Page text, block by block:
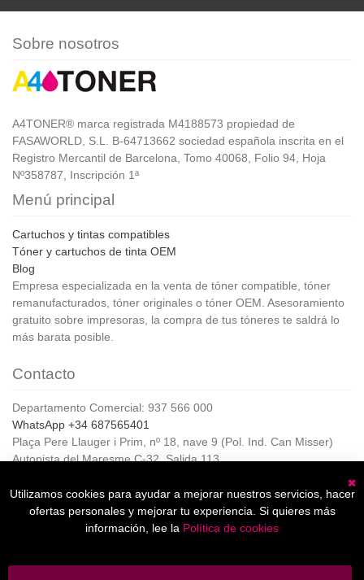
Sobre nosotros
A4TONER® marca registrada M4188573 propiedad de
FASAWORLD, S.L. B-64713662 sociedad española inscrita en el
Registro Mercantil de Barcelona, Tomo 40068, Folio 94, Hoja
Nº358787, Inscripción 1ª
Menú principal
Cartuchos y tintas compatibles
Tóner y cartuchos de tinta OEM
Blog
Empresa especializada en la venta de tóner compatible, tóner
remanufacturados, tóner originales o tóner OEM. Asesoramiento
gratuito sobre impresoras, la compra de tus tóneres te saldrá lo
más barata posible.
Contacto
Departamento Comercial: 937 566 000
WhatsApp +34 687565401
Plaça Pere Llauger i Prim, nº 18, nave 9 (Pol. Ind. Can Misser)
Autopista del Maresme C-32, Salida 113
Horario de Atención al cliente:
De lunes a jueves de 8:00 a 17:00,
Viernes de 8:00 a 15:00
Utilizamos cookies para ayudar a mejorar nuestros servicios, hacer
ofertas personales y mejorar tu experiencia. Si quieres más
información, lee la Política de cookies